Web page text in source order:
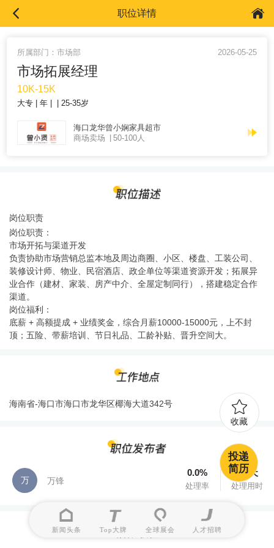
职位详情
所属部门：市场部 2026-05-25
市场拓展经理
10K-15K
大专 年 25-35岁
海口龙华曾小娴家具超市
商场卖场
50-100人
岗位职责
岗位职责：
市场开拓与渠道开发
负责协助市场营销总监本地及周边商圈、小区、楼盘、工装公司、
装修设计师、物业、民宿酒店、政企单位等渠道资源开发；拓展异
业合作（建材、家装、房产中介、全屋定制同行），搭建稳定合作
渠道。
岗位福利：
底薪 + 高额提成 + 业绩奖金，综合月薪10000-15000元，上不封
顶；五险、带薪培训、节日礼品、工龄补贴、晋升空间大。
海南省-海口市海口市龙华区椰海大道342号
万 万锋
0.0%
处理率
9.5天
处理用时
新闻头条 Top大牌 全球展会 人才招聘
收藏
投递
简历